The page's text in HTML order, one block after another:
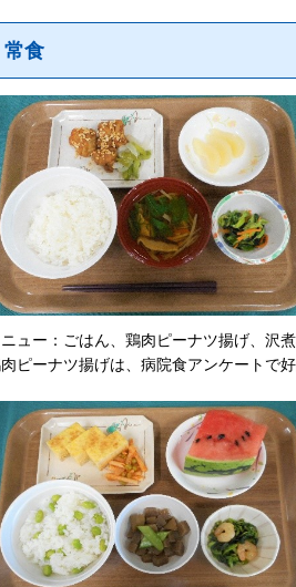
常食
ニュー：ごはん、鶏肉ピーナツ揚げ、沢
ピーナツ揚げは、病院食アンケートで